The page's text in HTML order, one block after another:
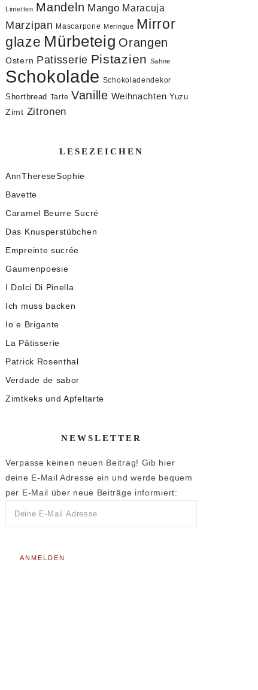
Limetten Mandeln Mango Maracuja
Marzipan Mascarpone Meringue Mirror
glaze Mürbeteig Orangen
Ostern Patisserie Pistazien Sahne
Schokolade Schokoladendekor
Shortbread Tarte Vanille Weihnachten Yuzu
Zimt Zitronen
LESEZEICHEN
AnnThereseSophie
Bavette
Caramel Beurre Sucré
Das Knusperstübchen
Empreinte sucrée
Gaumenpoesie
I Dolci Di Pinella
Ich muss backen
Io e Brigante
La Pâtisserie
Patrick Rosenthal
Verdade de sabor
Zimtkeks und Apfeltarte
NEWSLETTER
Verpasse keinen neuen Beitrag! Gib hier
deine E-Mail Adresse ein und werde bequem
per E-Mail über neue Beiträge informiert: